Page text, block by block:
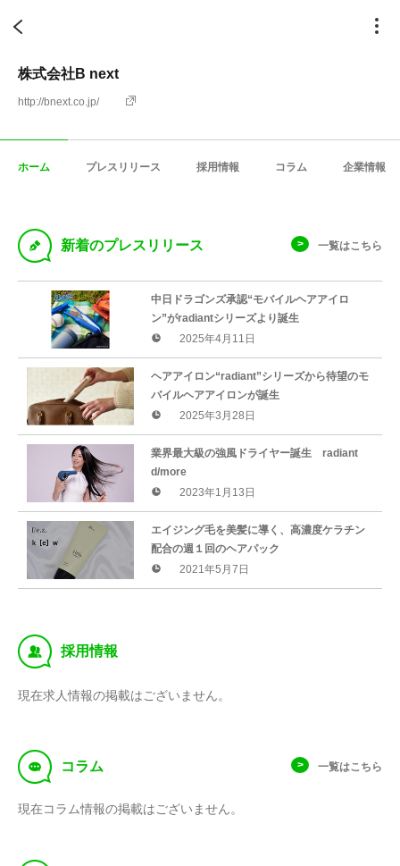
株式会社B next
http://bnext.co.jp/
ホーム プレスリリース 採用情報 コラム 企業情報
D 新着のプレスリリース 一覧はこちら
中日ドラゴンズ承認“モバイルヘアアイロ
ン”がradiantシリーズより誕生
2025年4月11日
ヘアアイロン“radiant”シリーズから待望のモ
バイルヘアアイロンが誕生
2025年3月28日
業界最大級の強風ドライヤー誕生 radiant
d/more
2023年1月13日
エイジング毛を美髪に導く、高濃度ケラチン
配合の週１回のヘアパック
2021年5月7日
‰ 採用情報
現在求人情報の掲載はございません。
f コラム 一覧はこちら
現在コラム情報の掲載はございません。